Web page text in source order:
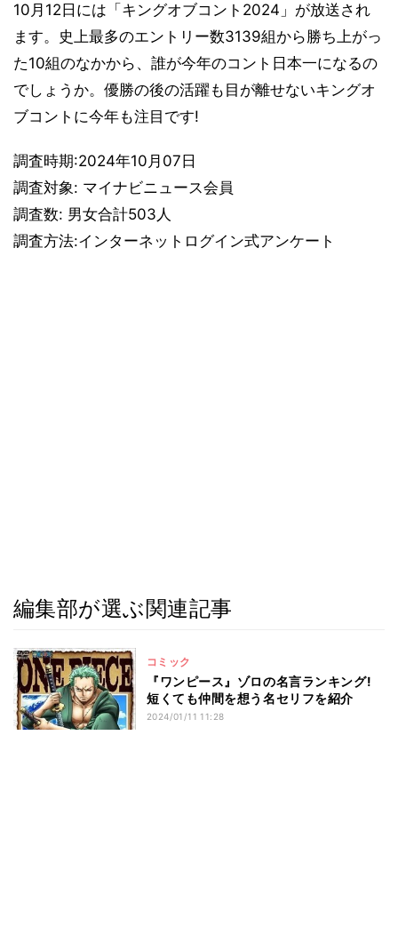
10月12日には「キングオブコント2024」が放送され
ます。史上最多のエントリー数3139組から勝ち上がっ
た10組のなかから、誰が今年のコント日本一になるの
でしょうか。優勝の後の活躍も目が離せないキングオ
ブコントに今年も注目です!
調査時期:2024年10月07日
調査対象: マイナビニュース会員
調査数: 男女合計503人
調査方法:インターネットログイン式アンケート
編集部が選ぶ関連記事
コミック
『ワンピース』ゾロの名言ランキング!
短くても仲間を想う名セリフを紹介
2024/01/11 11:28